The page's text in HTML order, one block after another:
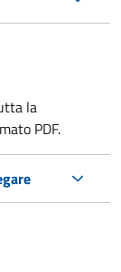
la
PDF.